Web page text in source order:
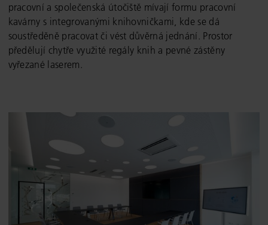
pracovní a společenská útočiště mívají formu pracovní
kavárny s integrovanými knihovničkami, kde se dá
soustředěně pracovat či vést důvěrná jednání. Prostor
předělují chytře využité regály knih a pevné zástěny
vyřezané laserem.